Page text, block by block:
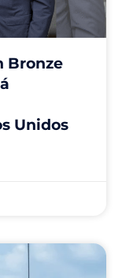
Bronze
Unidos